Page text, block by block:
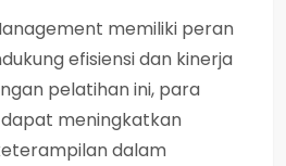
memiliki peran
efisiensi dan kinerja
pelatihan ini, para
meningkatkan
dalam